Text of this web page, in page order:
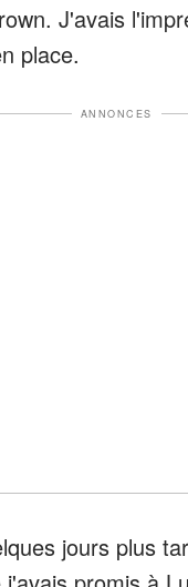
J'avais
place.
ANNONCES
jours plus